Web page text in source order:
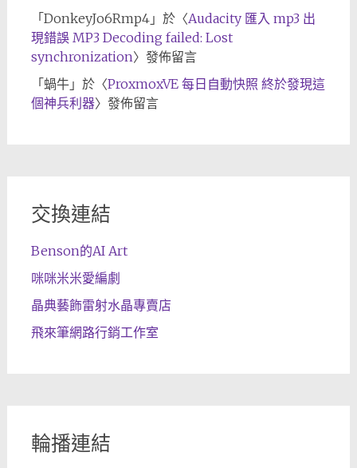
「 DonkeyJo6Rmp4」於〈Audacity 匯入 mp3 出
現錯誤 MP3 Decoding failed: Lost
synchronization〉發佈留言
「 蝸牛」於〈ProxmoxVE 每日自動快照 終於發現這
個神兵利器〉發佈留言
交換連結
Benson的AI Art
咪咪米米愛編劇
晶典藝飾雷射水晶專賣店
飛來筆網路行銷工作室
輪播連結